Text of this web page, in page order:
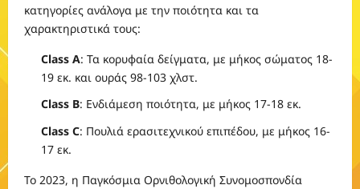
κατηγορίες ανάλογα με την ποιότητα και τα
χαρακτηριστικά τους:
Class A: Τα κορυφαία δείγματα, με μήκος σώματος 18-
19 εκ. και ουράς 98-103 χλστ.
Class B: Ενδιάμεση ποιότητα, με μήκος 17-18 εκ.
Class C: Πουλιά ερασιτεχνικού επιπέδου, με μήκος 16-
17 εκ.
Το 2023, η Παγκόσμια Ορνιθολογική Συνομοσπονδία